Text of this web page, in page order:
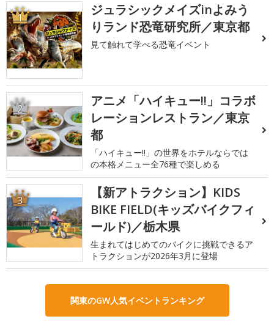
1
ジュラシックメイズinよみう
りランド恐竜研究所／東京都
見て触れて学べる恐竜イベント
2
アニメ「ハイキュー!!」コラボ
レーションレストラン／東京
都
「ハイキュー!!」の世界をホテルならでは
の本格メニュー全76種で楽しめる
3
【新アトラクション】KIDS
BIKE FIELD(キッズバイクフィ
ールド)／栃木県
生まれてはじめてのバイクに挑戦できるア
トラクションが2026年3月に登場
関東のGW人気イベントランキング